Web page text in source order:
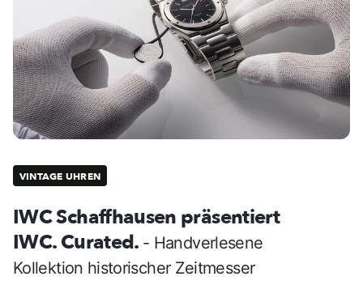
VINTAGE UHREN
IWC Schaffhausen präsentiert
IWC. Curated. - Handverlesene
Kollektion historischer Zeitmesser